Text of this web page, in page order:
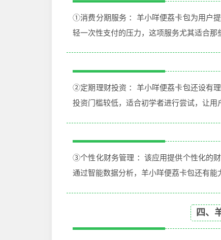
①消费分期服务 ：羊小咩便荔卡包为用户
轻一次性支付的压力，这项服务尤其适合那
②定期理财投资 ：羊小咩便荔卡包还设有
投资门槛较低，适合初学者进行尝试，让用
③个性化财务管理 ：该应用提供个性化的
通过智能数据分析，羊小咩便荔卡包还有能
四、